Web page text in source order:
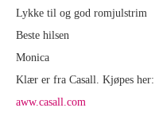
Lykke til og god romjulstrim
Beste hilsen
Monica
Klær er fra Casall. Kjøpes her:
aww.casall.com